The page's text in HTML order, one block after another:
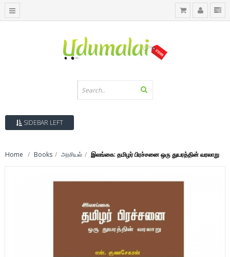
SIDEBAR LEFT
Home Books அரசியல் இலங்கை: தமிழர் பிரச்சனை ஒரு துயரத்தின் வரலாறு